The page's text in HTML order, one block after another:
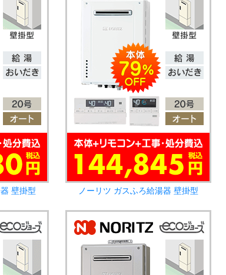
壁掛型 ノーリツ ガスふろ給湯器 壁掛型